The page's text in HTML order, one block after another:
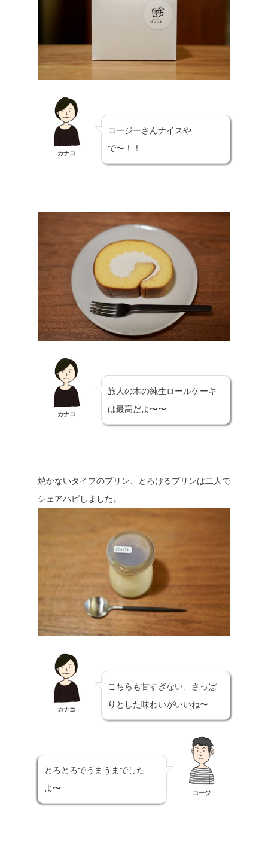
カナコ
コージーさんナイスや
で〜！！
カナコ
旅人の木の純生ロールケーキ
は最高だよ〜〜
焼かないタイプのプリン、とろけるプリンは二人で
シェアハピしました。
カナコ
こちらも甘すぎない、さっぱ
りとした味わいがいいね〜
とろとろでうまうまでした
よ〜
コージ